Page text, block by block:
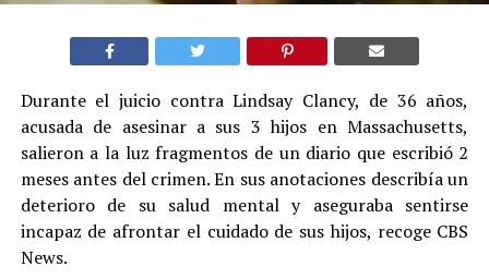
Durante el juicio contra Lindsay Clancy, de 36 años,
acusada de asesinar a sus 3 hijos en Massachusetts,
salieron a la luz fragmentos de un diario que escribió 2
meses antes del crimen. En sus anotaciones describía un
deterioro de su salud mental y aseguraba sentirse
incapaz de afrontar el cuidado de sus hijos, recoge CBS
News.